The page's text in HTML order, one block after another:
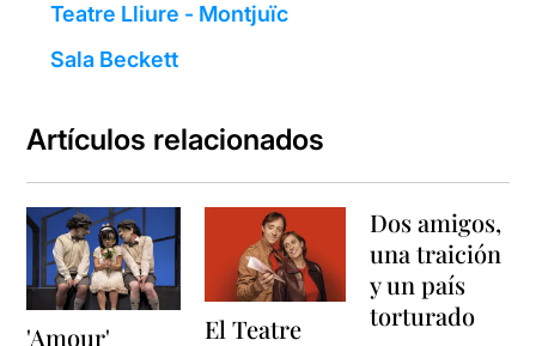
Teatre Lliure - Montjuïc
Sala Beckett
Artículos relacionados
'Amour'
El Teatre
Dos amigos,
una traición
y un país
torturado